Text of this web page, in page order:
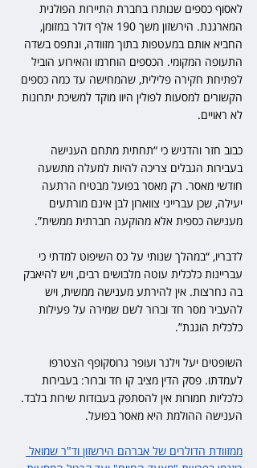
לאסוף כספים שנותרו בחברת התיירות הפולנית
המארגנת. הירשזון משך 190 אלף דולר במזומן,
החביא אותם במעטפות בתוך מזוודה, ונתפס בשדה
התעופה המקומי. הכספים הוחרמו והאירוע הוביל
לפתיחת חקירה פלילית, שהמחישה עד כמה כספים
הקשורים למסעות לפולין היוו מוקד למשיכת יתרונות
לא ראויים.
כבוב חזר והדגיש כי “תחתית מתחם הענישה
בעבירות הגבלים צריכה להיות למעלה מתשעה
חודשי מאסר. רק מאסר בפועל מבטיח הרתעה
יעילה, שכן עברייני צווארון לבן אינם מורתעים
מענישה כספית אלא מהוקעה חברתית ממשית”.
לדבריו, “במהלך שנותי על כס השיפוט למדתי כי
עבריינות כלכלית עוטה מלבושים רבים, ויש להיאבק
בה נחרצות. אין להירתע מענישה ממשית, ויש
להעביר מסר חד וברור לשם שמירה על פעילות
כלכלית הוגנת”.
השופטים יעל וילנר ועופר גרוסקופף הצטרפו
לעמדתו. פסק הדין מציב קו חד וברור: בעבירות
כלכליות חמורות אין להסתפק בעבודות שירות בלבד.
הענישה ההולמת היא מאסר בפועל.
ממזוודת הדולרים של אברהם הירשזון וד"ר שמואל